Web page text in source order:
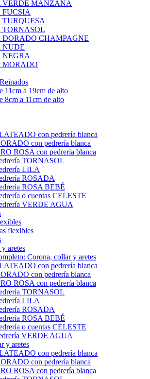
VERDE MANZANA
FUCSIA
TURQUESA
TORNASOL
DORADO CHAMPAGNE
NUDE
NEGRA
MORADO
11cm a 19cm de alto
8cm a 11cm de alto
con pedrería blanca
con pedrería blanca
ROSA con pedrería blanca
TORNASOL
LILA
ROSADA
ROSA BEBÉ
o cuentas CELESTE
VERDE AGUA
flexibles
y aretes
Corona, collar y aretes
con pedrería blanca
con pedrería blanca
ROSA con pedrería blanca
TORNASOL
LILA
ROSADA
ROSA BEBÉ
o cuentas CELESTE
VERDE AGUA
y aretes
con pedrería blanca
con pedrería blanca
ROSA con pedrería blanca